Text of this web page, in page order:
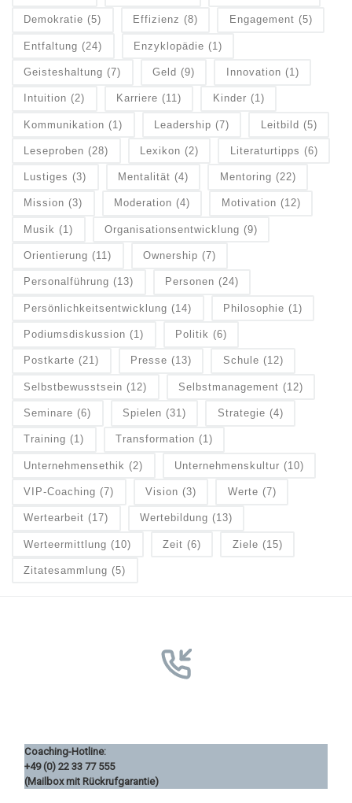
Demokratie (5) Effizienz (8) Engagement (5)
Entfaltung (24) Enzyklopädie (1)
Geisteshaltung (7) Geld (9) Innovation (1)
Intuition (2) Karriere (11) Kinder (1)
Kommunikation (1) Leadership (7) Leitbild (5)
Leseproben (28) Lexikon (2) Literaturtipps (6)
Lustiges (3) Mentalität (4) Mentoring (22)
Mission (3) Moderation (4) Motivation (12)
Musik (1) Organisationsentwicklung (9)
Orientierung (11) Ownership (7)
Personalführung (13) Personen (24)
Persönlichkeitsentwicklung (14) Philosophie (1)
Podiumsdiskussion (1) Politik (6)
Postkarte (21) Presse (13) Schule (12)
Selbstbewusstsein (12) Selbstmanagement (12)
Seminare (6) Spielen (31) Strategie (4)
Training (1) Transformation (1)
Unternehmensethik (2) Unternehmenskultur (10)
VIP-Coaching (7) Vision (3) Werte (7)
Wertearbeit (17) Wertebildung (13)
Werteermittlung (10) Zeit (6) Ziele (15)
Zitatesammlung (5)
Coaching-Hotline:
+49 (0) 22 33 77 555
(Mailbox mit Rückrufgarantie)